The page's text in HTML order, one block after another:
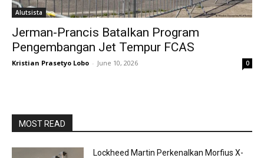
Alutsista
Jerman-Prancis Batalkan Program
Pengembangan Jet Tempur FCAS
Kristian Prasetyo Lobo - June 10, 2026 0
MOST READ
Lockheed Martin Perkenalkan Morfius X-